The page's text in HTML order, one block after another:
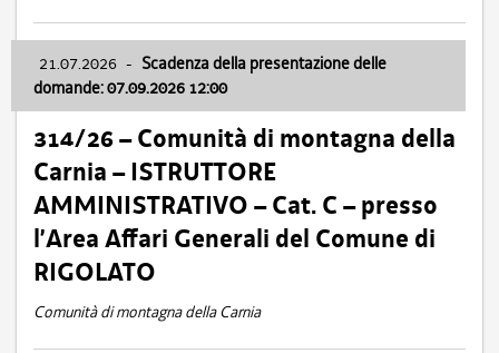
21.07.2026 - Scadenza della presentazione delle
domande: 07.09.2026 12:00
314/26 – Comunità di montagna della
Carnia – ISTRUTTORE
AMMINISTRATIVO – Cat. C – presso
l’Area Affari Generali del Comune di
RIGOLATO
Comunità di montagna della Carnia